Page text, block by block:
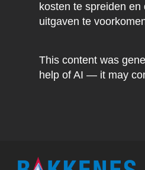
kosten te spreiden en
uitgaven te
This content was
help of AI — it may